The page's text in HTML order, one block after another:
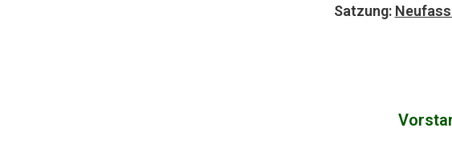
Satzung: